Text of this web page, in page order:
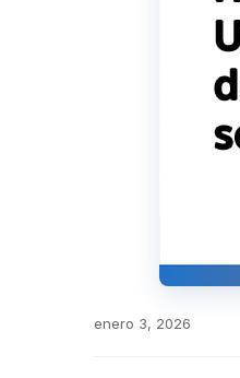
enero 3, 2026